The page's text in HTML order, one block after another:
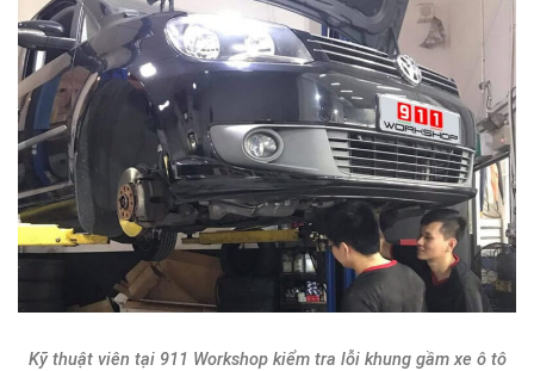
Kỹ thuật viên tại 911 Workshop kiểm tra lỗi khung gầm xe ô tô